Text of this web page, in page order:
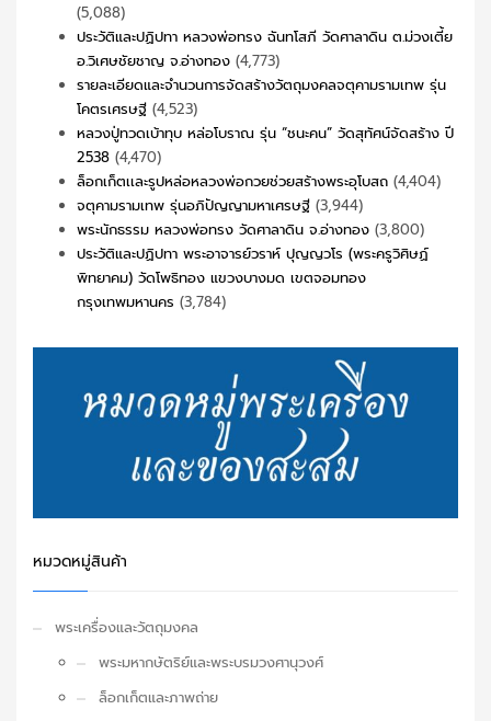
(5,088)
ประวัติและปฏิปทา หลวงพ่อทรง ฉันทโสภี วัดศาลาดิน ต.ม่วงเตี้ย
อ.วิเศษชัยชาญ จ.อ่างทอง (4,773)
รายละเอียดและจำนวนการจัดสร้างวัตถุมงคลจตุคามรามเทพ รุ่น
โคตรเศรษฐี (4,523)
หลวงปู่ทวดเบ้าทุบ หล่อโบราณ รุ่น “ชนะคน” วัดสุทัศน์จัดสร้าง ปี
2538 (4,470)
ล็อกเก็ตเเละรูปหล่อหลวงพ่อกวยช่วยสร้างพระอุโบสถ (4,404)
จตุคามรามเทพ รุ่นอภิปัญญามหาเศรษฐี (3,944)
พระนักธรรม หลวงพ่อทรง วัดศาลาดิน จ.อ่างทอง (3,800)
ประวัติและปฏิปทา พระอาจารย์วราห์ ปุญญวโร (พระครูวิศิษฏ์
พิทยาคม) วัดโพธิทอง แขวงบางมด เขตจอมทอง
กรุงเทพมหานคร (3,784)
หมวดหมู่สินค้า
พระเครื่องและวัตถุมงคล
พระมหากษัตริย์และพระบรมวงศานุวงศ์
ล็อกเก็ตและภาพถ่าย